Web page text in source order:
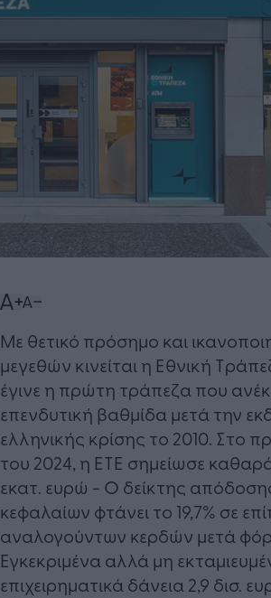
Με θετικό πρόσημο και
μεγεθών κινείται η Εθνική
έγινε η πρώτη τράπεζα που
επενδυτική βαθμίδα μετά την
ελληνικής κρίσης το 2010. Στο
του 2024, η ΕΤΕ σημείωσε
εκατ. ευρώ - Ο δείκτης
κεφαλαίων φτάνει το 19,7% σε
αναλογούντων κερδών μετά
Εγκεκριμένα αλλά μη
επιχειρηματικά δάνεια 2,9 δισ.